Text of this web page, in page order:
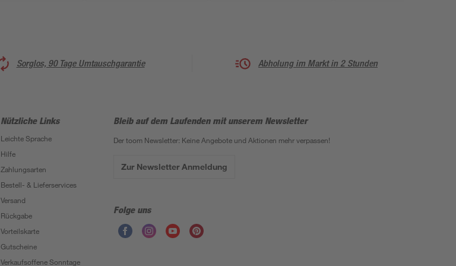
Sorglos, 90 Tage Umtauschgarantie Abholung im Markt in 2 Stunden
Nützliche Links
Leichte Sprache
Hilfe
Zahlungsarten
Bestell- & Lieferservices
Versand
Rückgabe
Vorteilskarte
Gutscheine
Verkaufsoffene Sonntage
Bleib auf dem Laufenden mit unserem Newsletter
Der toom Newsletter: Keine Angebote und Aktionen mehr verpassen!
Zur Newsletter Anmeldung
Folge uns